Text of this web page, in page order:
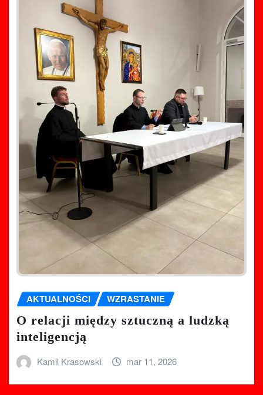
AKTUALNOŚCI WZRASTANIE
O relacji między sztuczną a ludzką
inteligencją
Kamil Krasowski mar 11, 2026